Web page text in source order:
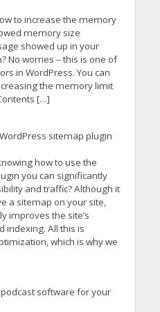
to increase the memory
memory size
showed up in your
No worries – this is one of
in WordPress. You can
the memory limit
[…]
sitemap plugin
how to use the
you can significantly
and traffic? Although it
a sitemap on your site,
improves the site’s
indexing. All this is
which is why we
software for your